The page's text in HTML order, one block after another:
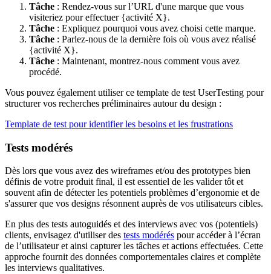
Tâche : Rendez-vous sur l’URL d'une marque que vous
visiteriez pour effectuer {activité X}.
Tâche : Expliquez pourquoi vous avez choisi cette marque.
Tâche : Parlez-nous de la dernière fois où vous avez réalisé
{activité X}.
Tâche : Maintenant, montrez-nous comment vous avez
procédé.
Vous pouvez également utiliser ce template de test UserTesting pour
structurer vos recherches préliminaires autour du design :
Template de test pour identifier les besoins et les frustrations
Tests modérés
Dès lors que vous avez des wireframes et/ou des prototypes bien
définis de votre produit final, il est essentiel de les valider tôt et
souvent afin de détecter les potentiels problèmes d’ergonomie et de
s'assurer que vos designs résonnent auprès de vos utilisateurs cibles.
En plus des tests autoguidés et des interviews avec vos (potentiels)
clients, envisagez d'utiliser des tests modérés pour accéder à l’écran
de l’utilisateur et ainsi capturer les tâches et actions effectuées. Cette
approche fournit des données comportementales claires et complète
les interviews qualitatives.